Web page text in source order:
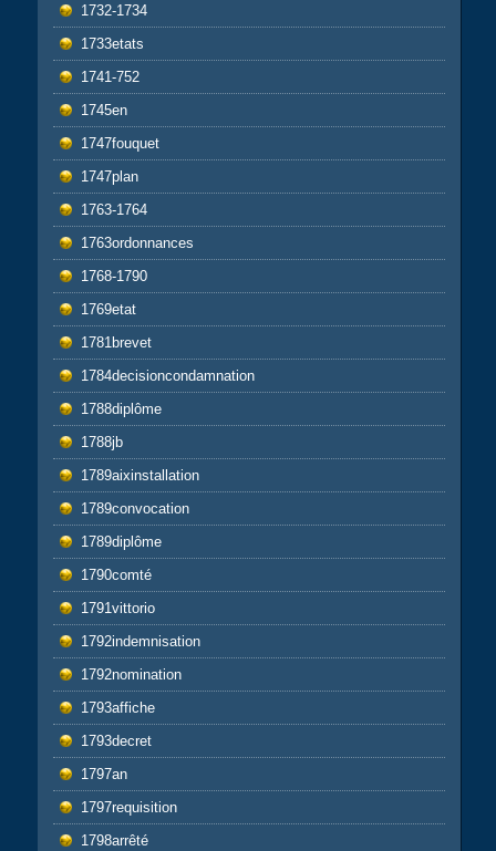
1732-1734
1733etats
1741-752
1745en
1747fouquet
1747plan
1763-1764
1763ordonnances
1768-1790
1769etat
1781brevet
1784decisioncondamnation
1788diplôme
1788jb
1789aixinstallation
1789convocation
1789diplôme
1790comté
1791vittorio
1792indemnisation
1792nomination
1793affiche
1793decret
1797an
1797requisition
1798arrêté